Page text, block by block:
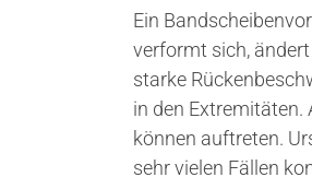
Ein
verformt sich,
starke
in den Extremitäten.
können auftreten.
sehr vielen Fällen